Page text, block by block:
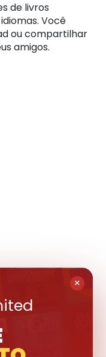
de livros
Você
ou compartilhar
amigos.
×